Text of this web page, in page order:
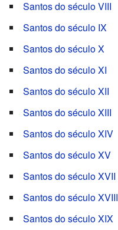
Santos do século VIII
Santos do século IX
Santos do século X
Santos do século XI
Santos do século XII
Santos do século XIII
Santos do século XIV
Santos do século XV
Santos do século XVII
Santos do século XVIII
Santos do século XIX